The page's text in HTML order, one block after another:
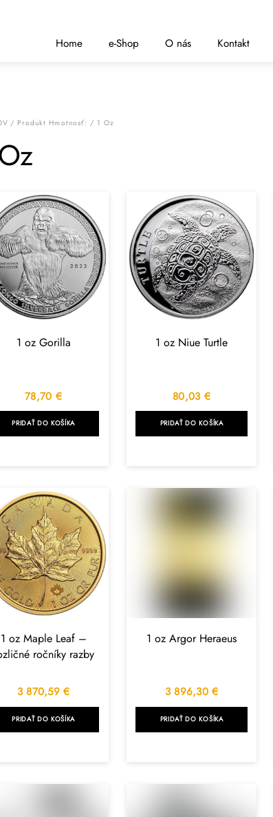
Home e-Shop O nás Kontakt
/ Produkt Hmotnosť: / 1 Oz
1 oz Gorilla
78,70 €
PRIDAŤ DO KOŠÍKA
1 oz Niue Turtle
80,03 €
PRIDAŤ DO KOŠÍKA
1 oz Maple Leaf –
ročníky razby
3 870,59€
PRIDAŤ DO KOŠÍKA
1 oz Argor Heraeus
3 896,30€
PRIDAŤ DO KOŠÍKA